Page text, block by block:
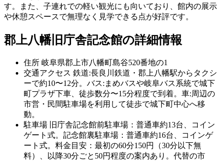
す。また、子連れでの軽い観光にも向いており、館内の展示
や休憩スペースで無理なく見学できる点が好評です。
郡上八幡旧庁舎記念館の詳細情報
住所 岐阜県郡上市八幡町島谷520番地の1
交通アクセス 鉄道:長良川鉄道・郡上八幡駅からタクシ
ーで約10〜12分。バス:まめバスや岐阜バス系統で城下
町プラザ下車、徒歩数分〜15分程度で到着。車:周辺の
市営・民間駐車場を利用して徒歩で城下町中心へ移
動。
駐車場
旧庁舎記念館前駐車場：普通車約13台、コイン
ゲート式。記念館裏駐車場：普通車約16台、コインゲ
ート式。料金目安：最初の60分150円（30分以下無
料）、以降30分ごと50円程度の案内あり。代替の市